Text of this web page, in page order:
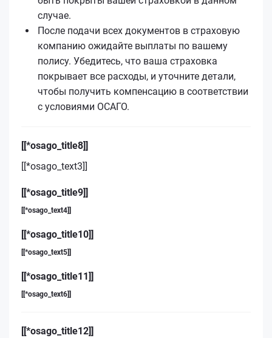
случае.
После подачи всех документов в страховую
компанию ожидайте выплаты по вашему
полису. Убедитесь, что ваша страховка
покрывает все расходы, и уточните детали,
чтобы получить компенсацию в соответствии
с условиями ОСАГО.
[[*osago_title8]]
[[*osago_text3]]
[[*osago_title9]]
[[*osago_text4]]
[[*osago_title10]]
[[*osago_text5]]
[[*osago_title11]]
[[*osago_text6]]
[[*osago_title12]]